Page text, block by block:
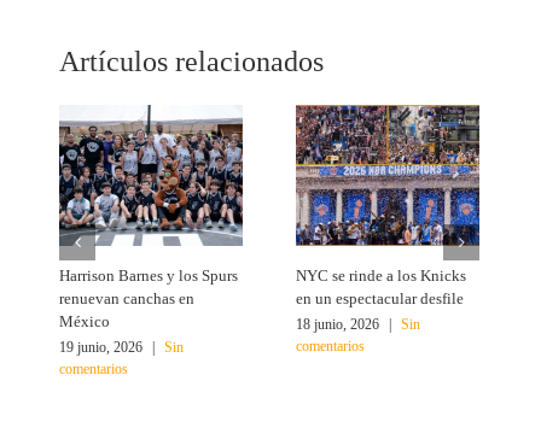
Artículos relacionados
Harrison Barnes y los Spurs
renuevan canchas en
México
19 junio, 2026 |
Sin
comentarios
NYC se rinde a los Knicks
en un espectacular desfile
18 junio, 2026 |
Sin
comentarios